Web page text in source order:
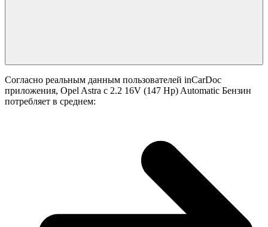
Согласно реальным данным пользователей inCarDoc
приложения, Opel Astra с 2.2 16V (147 Hp) Automatic Бензин
потребляет в среднем: